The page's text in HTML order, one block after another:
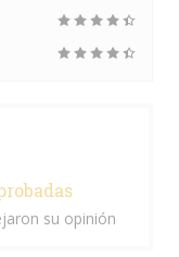
su opinión